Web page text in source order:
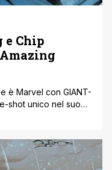
Chip
è Marvel con GIANT-
shot unico nel suo
straordinaria
cuore della